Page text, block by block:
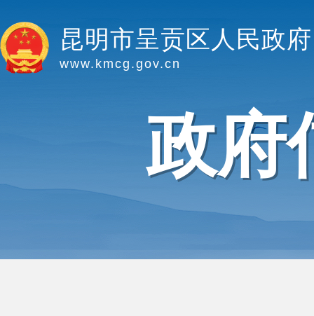
昆明市呈贡区人民政府
www.kmcg.gov.cn
政府